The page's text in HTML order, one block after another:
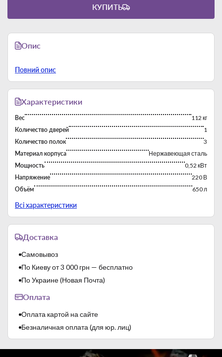
КУПИТЬ
Опис
Повний опис
Характеристики
Вес
112 кг
Количество дверей
1
Количество полок
3
Материал корпуса
Нержавеющая сталь
Мощность
0,52 кВт
Напряжение
220 В
Объём
650 л
Производитель
Страна-производитель
Китай
Температурный режим
Всі характеристики
Доставка
Самовывоз
По Киеву от 3 000 грн — бесплатно
По Украине (Новая Почта)
Оплата
Оплата картой на сайте
Безналичная оплата (для юр. лиц)